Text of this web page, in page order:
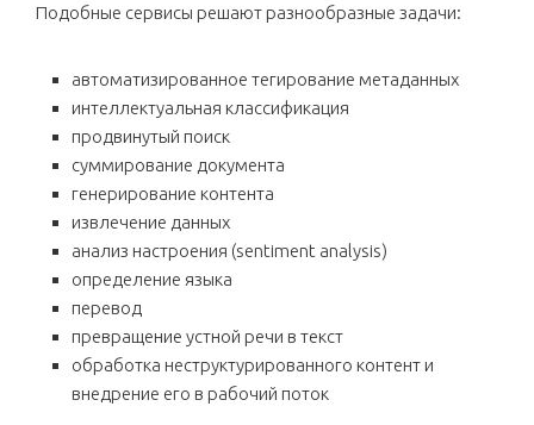
Подобные сервисы решают разнообразные задачи:
автоматизированное тегирование метаданных
интеллектуальная классификация
продвинутый поиск
суммирование документа
генерирование контента
извлечение данных
анализ настроения (sentiment analysis)
определение языка
перевод
превращение устной речи в текст
обработка неструктурированного контент и
внедрение его в рабочий поток